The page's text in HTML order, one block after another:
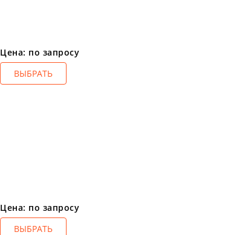
Цена: по запросу
ВЫБРАТЬ
Цена: по запросу
ВЫБРАТЬ